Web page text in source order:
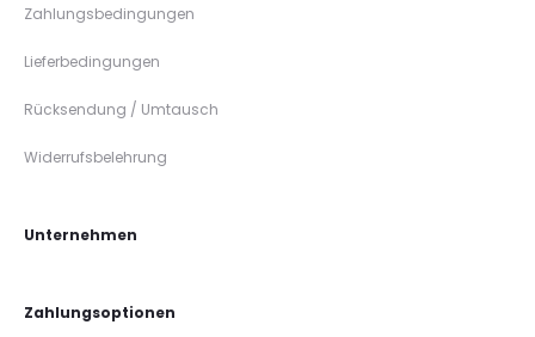
Zahlungsbedingungen
Lieferbedingungen
Rücksendung / Umtausch
Widerrufsbelehrung
Unternehmen
Zahlungsoptionen